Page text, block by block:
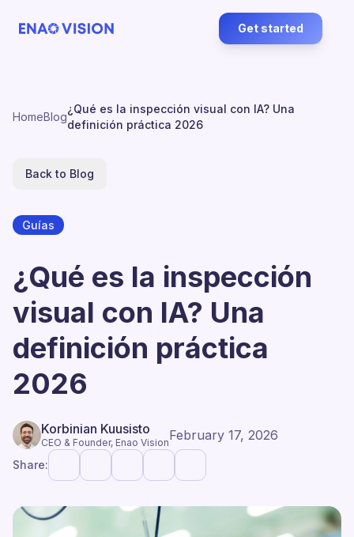
Get started
HomeBlog
¿Qué es la inspección visual con IA? Una
definición práctica 2026
Back to Blog
Guías
¿Qué es la inspección
visual con IA? Una
definición práctica
2026
Korbinian Kuusisto
CEO & Founder, Enao VisionFebruary 17, 2026
Share: